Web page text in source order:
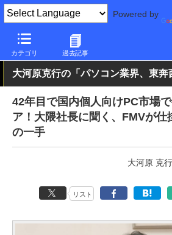
Powered by
カテゴリ 過去記事
PC Watch パソコン/タブレット/スマート
大河原克行の「パソコン業界、東奔
42年目で国内個人向けPC市場
ア！大隈社長に聞く、FMVが仕
の一手
大河原 克行
リスト